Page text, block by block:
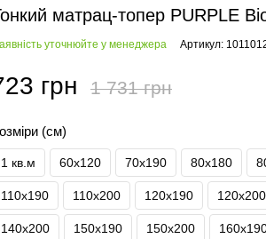
матрац-топер PURPLE
уточнюйте у менеджера Артикул:
грн 1 731 грн
(см)
1 кв.м 60х120 70х190 80х180
110х190 110х200 120х190 120х200
140х200 150х190 150х200